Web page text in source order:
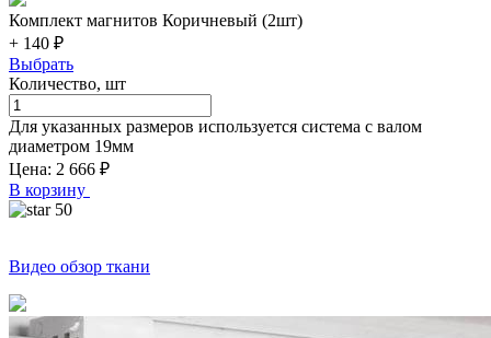
Комплект магнитов Коричневый (2шт)
+ 140 ₽
Выбрать
Количество, шт
Для указанных размеров используется система с валом
диаметром 19мм
Цена: 2 666 ₽
В корзину
50
Видео обзор ткани